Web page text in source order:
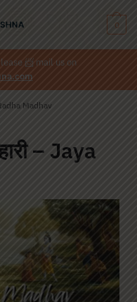
0
📨 mail us on
Madhav
– Jaya